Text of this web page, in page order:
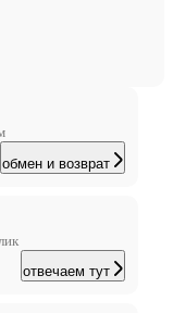
обмен и возврат
отвечаем тут